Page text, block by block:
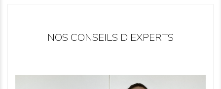
NOS CONSEILS D'EXPERTS